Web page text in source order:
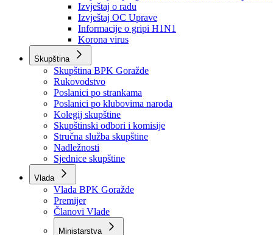
Obavještenja i izvještaji
Obavještenja Vlade
Izvještajno prognozna služba Ministarstva privrede
Izvještaj o radu
Izvještaj OC Uprave
Informacije o gripi H1N1
Korona virus
Skupština
Skupština BPK Goražde
Rukovodstvo
Poslanici po strankama
Poslanici po klubovima naroda
Kolegij skupštine
Skupštinski odbori i komisije
Stručna služba skupštine
Nadležnosti
Sjednice skupštine
Vlada
Vlada BPK Goražde